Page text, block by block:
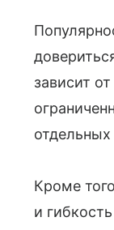
зависит
отдельных
Кроме
и